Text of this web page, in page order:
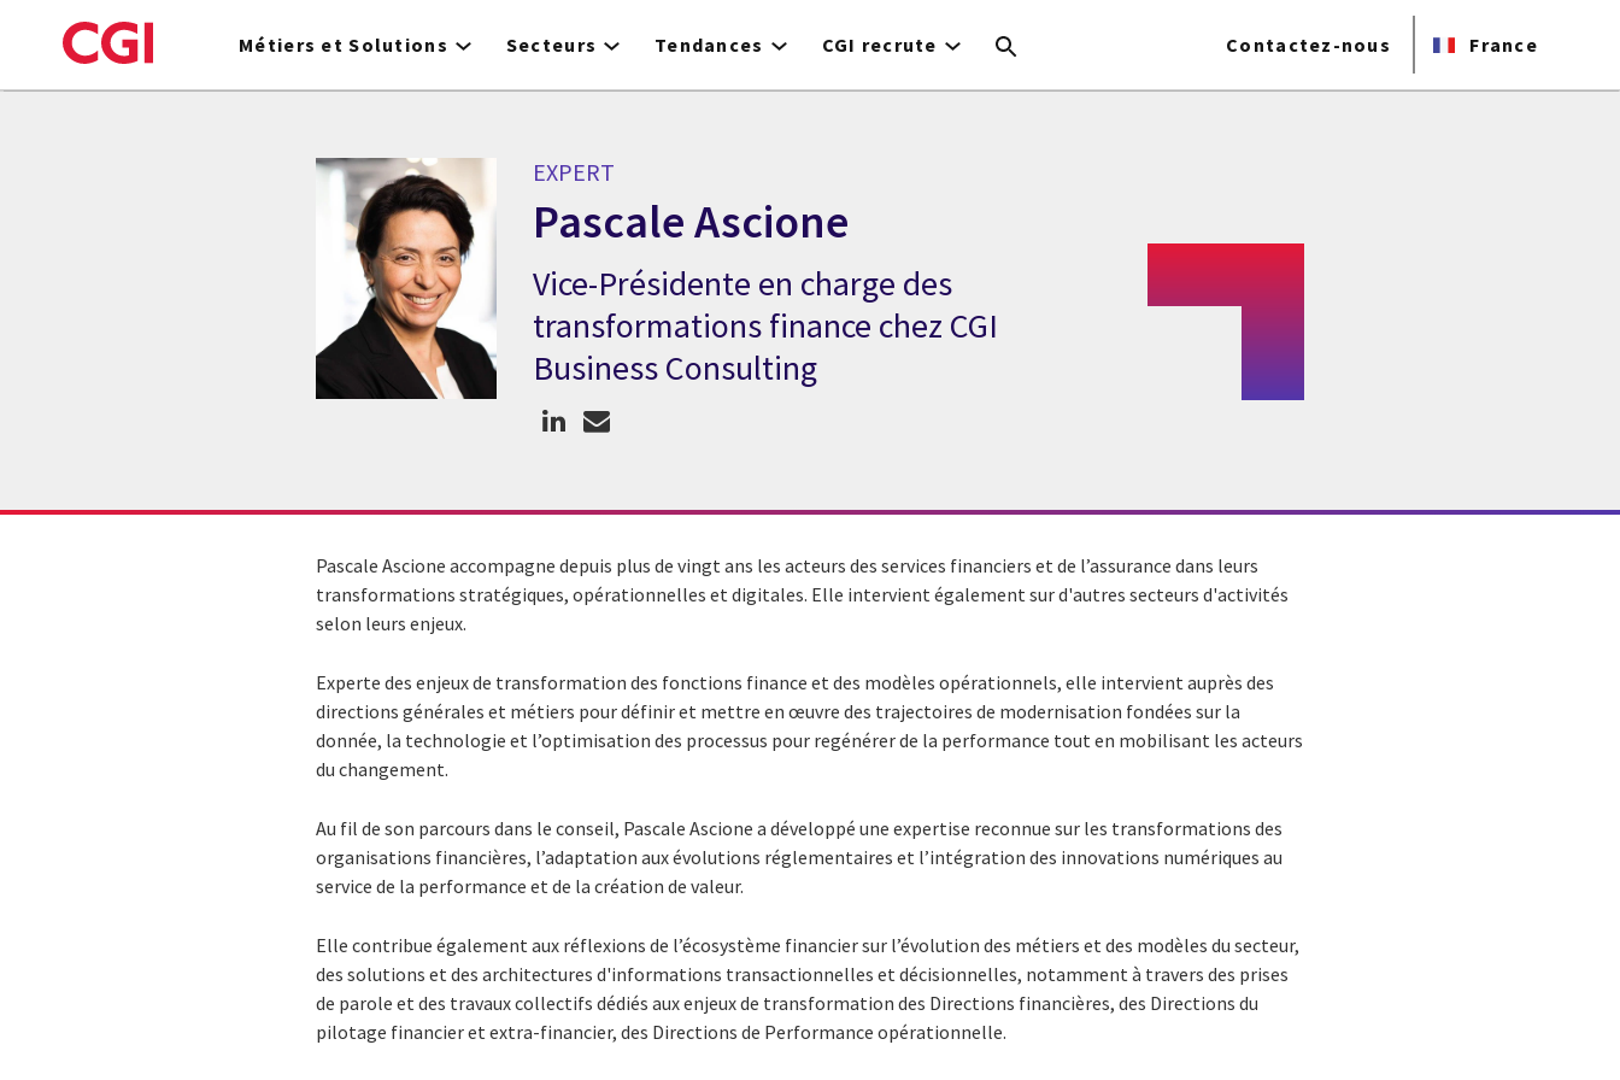
to
Métiers et Solutions Secteurs Tendances CGI recrute Contactez-nous France
EXPERT
Pascale Ascione
Expert Pascale Ascione
Vice-Présidente en charge des
transformations finance chez CGI
Business Consulting
Pascale Ascione accompagne depuis plus de vingt ans les acteurs des services financiers et de l’assurance dans leurs
transformations stratégiques, opérationnelles et digitales. Elle intervient également sur d'autres secteurs d'activités
selon leurs enjeux.
Experte des enjeux de transformation des fonctions finance et des modèles opérationnels, elle intervient auprès des
directions générales et métiers pour définir et mettre en œuvre des trajectoires de modernisation fondées sur la
donnée, la technologie et l’optimisation des processus pour regénérer de la performance tout en mobilisant les acteurs
du changement.
Au fil de son parcours dans le conseil, Pascale Ascione a développé une expertise reconnue sur les transformations des
organisations financières, l’adaptation aux évolutions réglementaires et l’intégration des innovations numériques au
service de la performance et de la création de valeur.
Elle contribue également aux réflexions de l’écosystème financier sur l’évolution des métiers et des modèles du secteur,
des solutions et des architectures d'informations transactionnelles et décisionnelles, notamment à travers des prises
de parole et des travaux collectifs dédiés aux enjeux de transformation des Directions financières, des Directions du
pilotage financier et extra-financier, des Directions de Performance opérationnelle.